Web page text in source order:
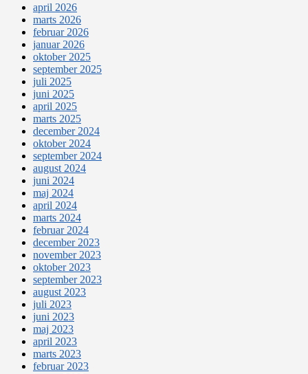
april 2026
marts 2026
februar 2026
januar 2026
oktober 2025
september 2025
juli 2025
juni 2025
april 2025
marts 2025
december 2024
oktober 2024
september 2024
august 2024
juni 2024
maj 2024
april 2024
marts 2024
februar 2024
december 2023
november 2023
oktober 2023
september 2023
august 2023
juli 2023
juni 2023
maj 2023
april 2023
marts 2023
februar 2023